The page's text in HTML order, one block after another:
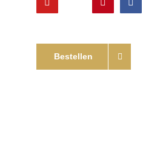
YouTube
Shop
PinterestFacebook
Bestellen